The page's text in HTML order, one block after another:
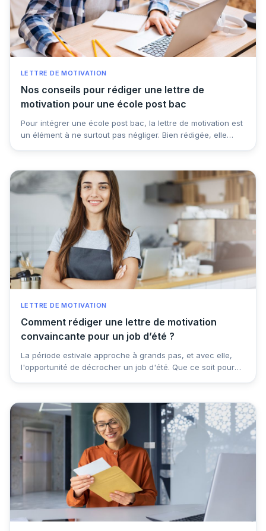
LETTRE DE MOTIVATION
Nos conseils pour rédiger une lettre de
motivation pour une école post bac
Pour intégrer une école post bac, la lettre de motivation est
un élément à ne surtout pas négliger. Bien rédigée, elle
structurer ? Quels éléments y inclure ? Voici nos conseils
pour rédiger une lettre de motivation post bac percutante et
convaincante.
LETTRE DE MOTIVATION
Comment rédiger une lettre de motivation
convaincante pour un job d’été ?
La période estivale approche à grands pas, et avec elle,
l'opportunité de décrocher un job d'été. Que ce soit pour
de manière productive, la rédaction d'une lettre de
motivation convaincante est la première étape vers
l'obtention d’un job d’été. Dans cet article, nous vous
donnons tous les conseils pour rédiger une lettre de
motivation efficace qui vous démarquera des autres
candidats.